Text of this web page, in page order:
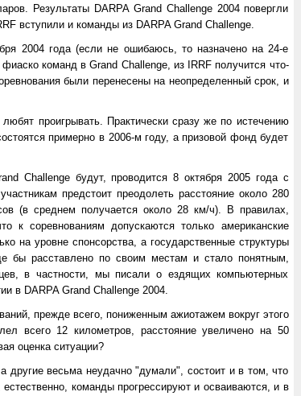
Результаты DARPA Grand Challenge 2004 повергли
вступили и команды из DARPA Grand Challenge.
2004 года (если не ошибаюсь, то назначено на 24-е
команд в Grand Challenge, из IRRF получится что-
были перенесены на неопределенный срок, и
проигрывать. Практически сразу же по истечению
примерно в 2006-м году, а призовой фонд будет
Challenge будут, проводится 8 октября 2005 года с
предстоит преодолеть расстояние около 280
(в среднем получается около 28 км/ч). В правилах,
к соревнованиям допускаются только американские
на уровне спонсорства, а государственные структуры
бы расставлено по своим местам и стало понятным,
в частности, мы писали о ездящих компьютерных
в DARPA Grand Challenge 2004.
прежде всего, пониженным ажиотажем вокруг этого
всего 12 километров, расстояние увеличено на 50
оценка ситуации?
другие весьма неудачно "думали", состоит и в том, что
команды прогрессируют и осваиваются, и в